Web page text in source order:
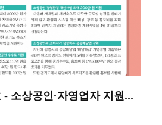
소상공인·자영업자 지원...